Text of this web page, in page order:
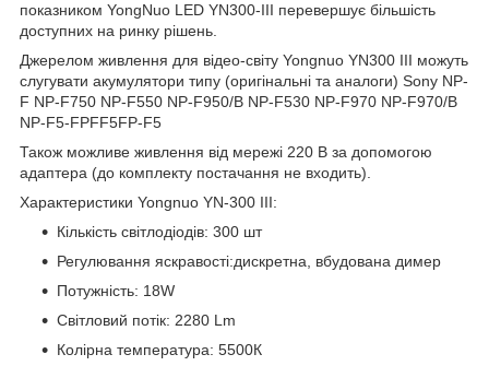
показником YongNuo LED YN300-III перевершує більшість
доступних на ринку рішень.
Джерелом живлення для відео-світу Yongnuo YN300 III можуть
слугувати акумулятори типу (оригінальні та аналоги) Sony NP-
F NP-F750 NP-F550 NP-F950/B NP-F530 NP-F970 NP-F970/B
NP-F5-FPFF5FP-F5
Також можливе живлення від мережі 220 В за допомогою
адаптера (до комплекту постачання не входить).
Характеристики Yongnuo YN-300 III:
Кількість світлодіодів: 300 шт
Регулювання яскравості:дискретна, вбудована димер
Потужність: 18W
Світловий потік: 2280 Lm
Колірна температура: 5500К